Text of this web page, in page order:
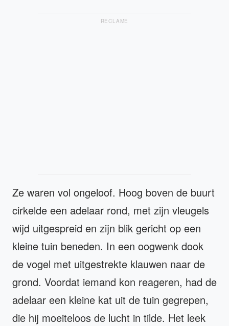
RECLAME
Ze waren vol ongeloof. Hoog boven de buurt
cirkelde een adelaar rond, met zijn vleugels
wijd uitgespreid en zijn blik gericht op een
kleine tuin beneden. In een oogwenk dook
de vogel met uitgestrekte klauwen naar de
grond. Voordat iemand kon reageren, had de
adelaar een kleine kat uit de tuin gegrepen,
die hij moeiteloos de lucht in tilde. Het leek